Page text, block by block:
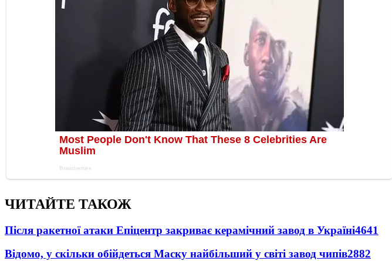
ЧИТАЙТЕ ТАКОЖ
Після ракетної атаки Епіцентр закриває керамічний завод в Україні4641
Відомо, у скільки обійдеться Маску найбільший у світі завод чипів2882